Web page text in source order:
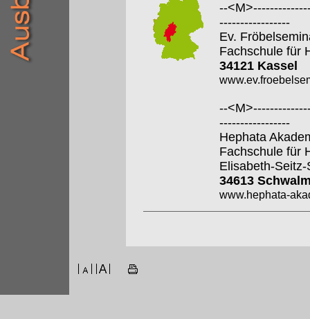
--
-----------------
Ev.
Fachschule für
34121 Kassel
--
-----------------
Hephata
Fachschule für
Elisabeth-
34613
www.hephata-